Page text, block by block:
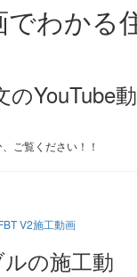
YouTube動
ご覧ください！！
の施工動